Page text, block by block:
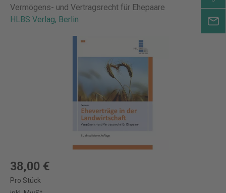
Vermögens- und Vertragsrecht für Ehepaare
HLBS Verlag, Berlin
38,00 €
Pro Stück